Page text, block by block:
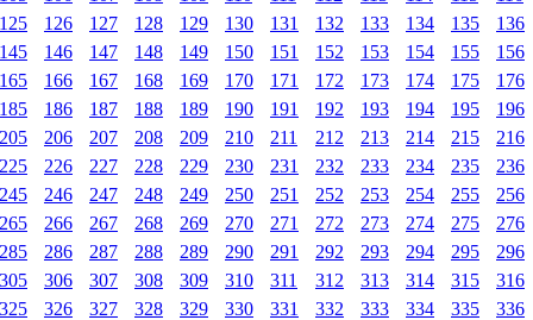
125
126 127 128 129 130 131 132 133 134 135
136
145
146 147 148 149 150 151 152 153 154 155
156
165
166 167 168 169 170 171 172 173 174 175
176
185
186 187 188 189 190 191 192 193 194 195
196
205
206 207 208 209 210 211 212 213 214 215
216
225
226 227 228 229 230 231 232 233 234 235
236
245
246 247 248 249 250 251 252 253 254 255
256
265
266 267 268 269 270 271 272 273 274 275
276
285
286 287 288 289 290 291 292 293 294 295
296
305
306 307 308 309 310 311 312 313 314 315
316
325
326 327 328 329 330 331 332 333 334 335
336